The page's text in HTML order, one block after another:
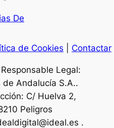
De
de Cookies Contactar
Legal:
Andalucía S.A..
C/ Huelva 2,
Peligros
.